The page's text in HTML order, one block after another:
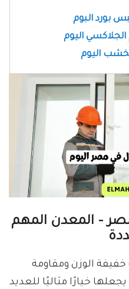
بورد البوم
اليوم
اليوم
– المعدن المهم
خفيفة الوزن ومقاومة
خيارًا مثاليًا للعديد